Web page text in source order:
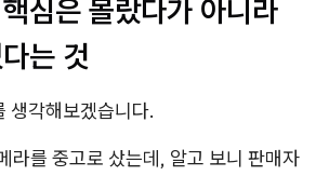
심은 몰랐다가 아니라
는 것
생각해보겠습니다.
라를 중고로 샀는데, 알고 보니 판매자